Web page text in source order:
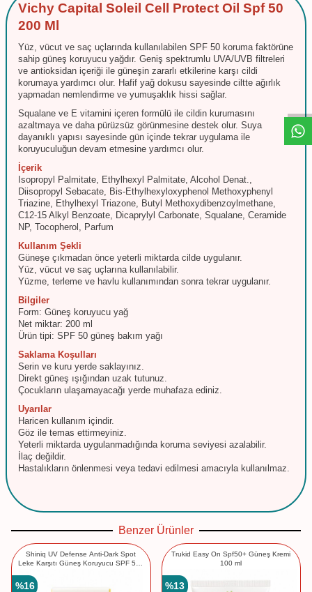
Vichy Capital Soleil Cell Protect Oil Spf 50
200 Ml
Yüz, vücut ve saç uçlarında kullanılabilen SPF 50 koruma faktörüne
sahip güneş koruyucu yağdır. Geniş spektrumlu UVA/UVB filtreleri
ve antioksidan içeriği ile güneşin zararlı etkilerine karşı cildi
korumaya yardımcı olur. Hafif yağ dokusu sayesinde ciltte ağırlık
yapmadan nemlendirme ve yumuşaklık hissi sağlar.
Squalane ve E vitamini içeren formülü ile cildin kurumasını
azaltmaya ve daha pürüzsüz görünmesine destek olur. Suya
dayanıklı yapısı sayesinde gün içinde tekrar uygulama ile
koruyuculuğun devam etmesine yardımcı olur.
İçerik
Isopropyl Palmitate, Ethylhexyl Palmitate, Alcohol Denat.,
Diisopropyl Sebacate, Bis-Ethylhexyloxyphenol Methoxyphenyl
Triazine, Ethylhexyl Triazone, Butyl Methoxydibenzoylmethane,
C12-15 Alkyl Benzoate, Dicaprylyl Carbonate, Squalane, Ceramide
NP, Tocopherol, Parfum
Kullanım Şekli
Güneşe çıkmadan önce yeterli miktarda cilde uygulanır.
Yüz, vücut ve saç uçlarına kullanılabilir.
Yüzme, terleme ve havlu kullanımından sonra tekrar uygulanır.
Bilgiler
Form: Güneş koruyucu yağ
Net miktar: 200 ml
Ürün tipi: SPF 50 güneş bakım yağı
Saklama Koşulları
Serin ve kuru yerde saklayınız.
Direkt güneş ışığından uzak tutunuz.
Çocukların ulaşamayacağı yerde muhafaza ediniz.
Uyarılar
Haricen kullanım içindir.
Göz ile temas ettirmeyiniz.
Yeterli miktarda uygulanmadığında koruma seviyesi azalabilir.
İlaç değildir.
Hastalıkların önlenmesi veya tedavi edilmesi amacıyla kullanılmaz.
Benzer Ürünler
Shiniq UV Defense Anti-Dark Spot
Leke Karşıtı Güneş Koruyucu SPF 50+
%16
Trukid Easy On Spf50+ Güneş Kremi
100 ml
%13